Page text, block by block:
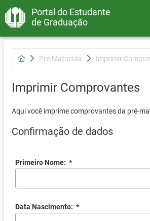
Portal do Estudante
de Graduação
Pré-Matrícula Imprimir
Imprimir Comprovantes
Aqui você imprime comprovantes da pré-
Confirmação de dados
Primeiro Nome: *
Data Nascimento: *